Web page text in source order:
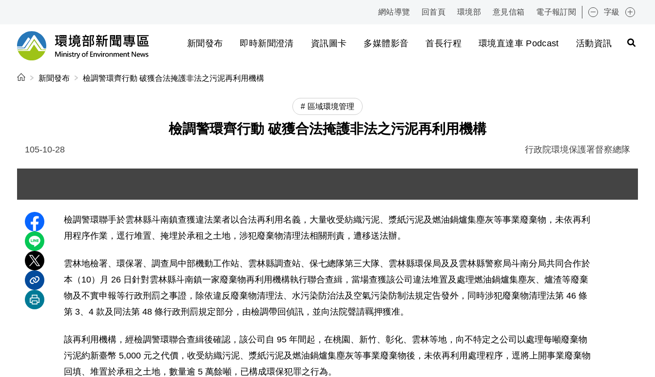
:::
網站導覽 回首頁 環境部 意見信箱 電子報訂閱 字級
環境部新聞專區
新聞發布 即時新聞澄清 資訊圖卡 多媒體影音 首長行程 環境直達車 Podcast 活動資訊
:::
新聞發布 檢調警環齊行動 破獲合法掩護非法之污泥再利用機構
區域環境管理
檢調警環齊行動 破獲合法掩護非法之污泥再利用機構
105-10-28 行政院環境保護署督察總隊
分享至 Facebook
分享到 LINE
分享到 X
分享內容連結
列印本頁
檢調警環聯手於雲林縣斗南鎮查獲違法業者以合法再利用名義，大量收受紡織污泥、漿紙污泥及燃油鍋爐集塵灰等事業廢棄物，未依再利
用程序作業，逕行堆置、掩埋於承租之土地，涉犯廢棄物清理法相關刑責，遭移送法辦。
雲林地檢署、環保署、調查局中部機動工作站、雲林縣調查站、保七總隊第三大隊、雲林縣環保局及及雲林縣警察局斗南分局共同合作於
本（10）月 26 日針對雲林縣斗南鎮一家廢棄物再利用機構執行聯合查緝，當場查獲該公司違法堆置及處理燃油鍋爐集塵灰、爐渣等廢棄
物及不實申報等行政刑罰之事證，除依違反廢棄物清理法、水污染防治法及空氣污染防制法規定告發外，同時涉犯廢棄物清理法第 46 條
第 3、4 款及同法第 48 條行政刑罰規定部分，由檢調帶回偵訊，並向法院聲請羈押獲准。
該再利用機構，經檢調警環聯合查緝後確認，該公司自 95 年間起，在桃園、新竹、彰化、雲林等地，向不特定之公司以處理每噸廢棄物
污泥約新臺幣 5,000 元之代價，收受紡織污泥、漿紙污泥及燃油鍋爐集塵灰等事業廢棄物後，未依再利用處理程序，逕將上開事業廢棄物
回填、堆置於承租之土地，數量逾 5 萬餘噸，已構成環保犯罪之行為。